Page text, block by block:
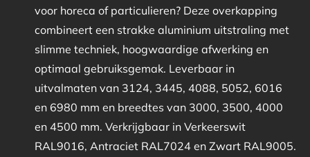
voor horeca of particulieren? Deze overkapping
combineert een strakke aluminium uitstraling met
slimme techniek, hoogwaardige afwerking en
optimaal gebruiksgemak. Leverbaar in
uitvalmaten van 3124, 3445, 4088, 5052, 6016
en 6980 mm en breedtes van 3000, 3500, 4000
en 4500 mm. Verkrijgbaar in Verkeerswit
RAL9016, Antraciet RAL7024 en Zwart RAL9005.